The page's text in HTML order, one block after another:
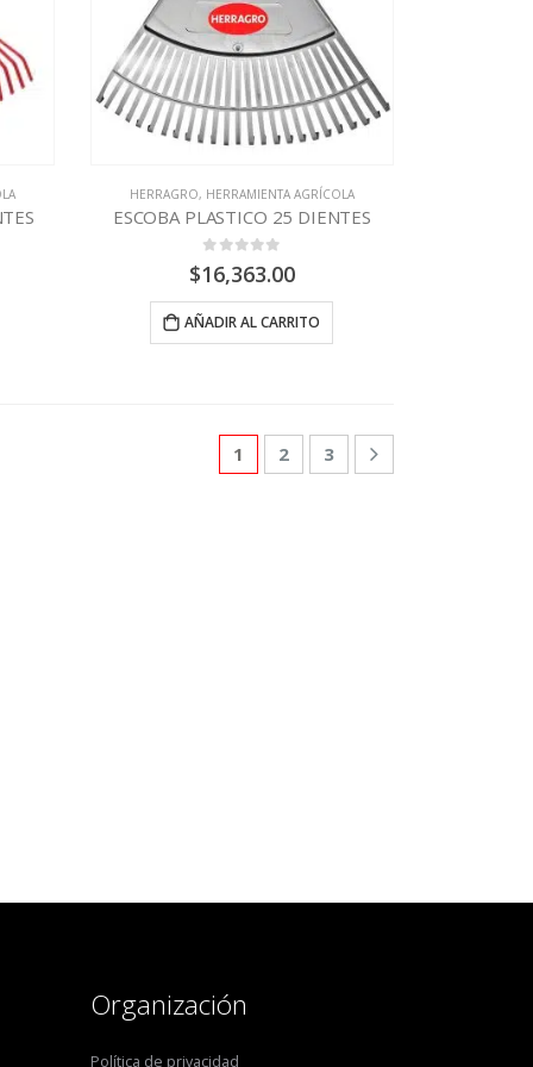
HERRAGRO, HERRAMIENTA AGRÍCOLA
ESCOBA PLASTICO 25 DIENTES
$16,363.00
AÑADIR AL CARRITO
1 2 3
Organización
Política de privacidad